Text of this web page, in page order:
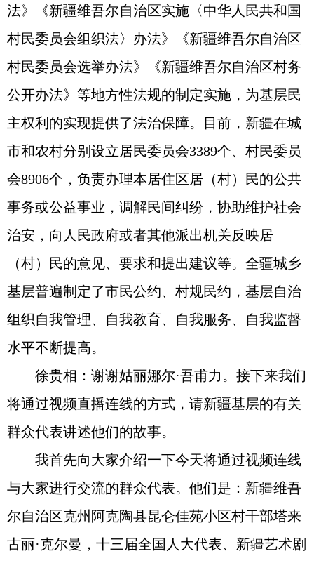
法》《新疆维吾尔自治区实施〈中华人民共和国
村民委员会组织法〉办法》《新疆维吾尔自治区
村民委员会选举办法》《新疆维吾尔自治区村务
公开办法》等地方性法规的制定实施，为基层民
主权利的实现提供了法治保障。目前，新疆在城
市和农村分别设立居民委员会3389个、村民委员
会8906个，负责办理本居住区居（村）民的公共
事务或公益事业，调解民间纠纷，协助维护社会
治安，向人民政府或者其他派出机关反映居
（村）民的意见、要求和提出建议等。全疆城乡
基层普遍制定了市民公约、村规民约，基层自治
组织自我管理、自我教育、自我服务、自我监督
水平不断提高。
徐贵相：谢谢姑丽娜尔·吾甫力。接下来我们
将通过视频直播连线的方式，请新疆基层的有关
群众代表讲述他们的故事。
我首先向大家介绍一下今天将通过视频连线
与大家进行交流的群众代表。他们是：新疆维吾
尔自治区克州阿克陶县昆仑佳苑小区村干部塔来
古丽·克尔曼，十三届全国人大代表、新疆艺术剧